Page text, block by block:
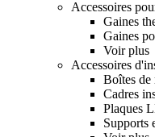
Accessoires
Gaines
Gaines
Voir plus
Accessoires
Boîtes de
Cadres
Plaques
Supports